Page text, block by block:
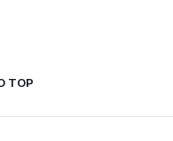
TOP